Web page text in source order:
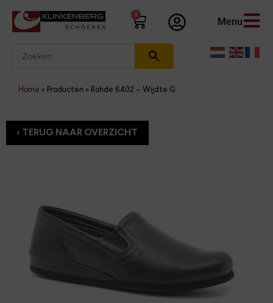
0
Menu
Home » Producten » Rohde 6402 – Wijdte G